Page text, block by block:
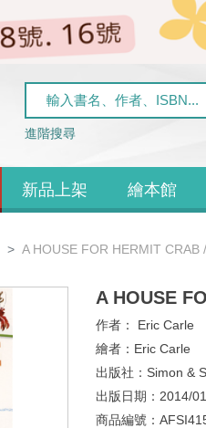
進階搜尋
新品上架 繪本館
A HOUSE FOR HERMIT CRAB
A HOUSE
作者： Eric Carle
繪者： Eric Carle
出版社： Simon &
出版日期： 2014/
商品編號：